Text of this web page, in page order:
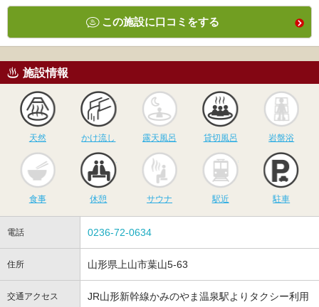
この施設に口コミをする
施設情報
天然
かけ流し
かけ流し
露天風呂
露天風呂
貸切風呂
貸切風呂 岩盤浴
食事 休憩
サウナ
サウナ 駅近 駐車
電話 0236-72-0634
住所 山形県上山市葉山5-63
交通アクセス
JR山形新幹線かみのやま温泉駅よりタクシー利用